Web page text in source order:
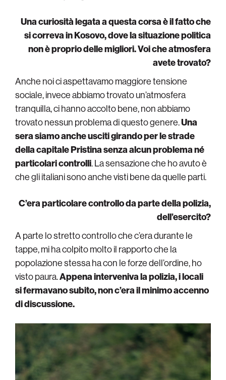
Una curiosità legata a questa corsa è il fatto che
si correva in Kosovo, dove la situazione politica
non è proprio delle migliori. Voi che atmosfera
avete trovato?
Anche noi ci aspettavamo maggiore tensione
sociale, invece abbiamo trovato un’atmosfera
tranquilla, ci hanno accolto bene, non abbiamo
trovato nessun problema di questo genere.Una
sera siamo anche usciti girando per le strade
della capitale Pristina senza alcun problema né
particolari controlli. La sensazione che ho avuto è
che gli italiani sono anche visti bene da quelle parti.
C’era particolare controllo da parte della polizia,
dell’esercito?
A parte lo stretto controllo che c’era durante le
tappe, mi ha colpito molto il rapporto che la
popolazione stessa ha con le forze dell’ordine, ho
visto paura.Appena interveniva la polizia, i locali
si fermavano subito, non c’era il minimo accenno
di discussione.